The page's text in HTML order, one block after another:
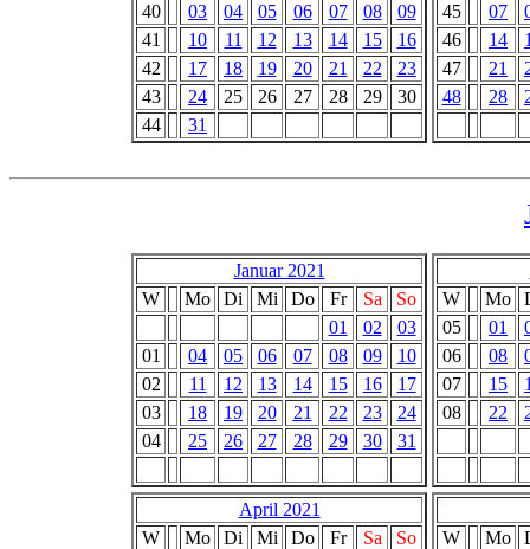
40
03 04 05 06 07 08
09
41
10 11 12 13 14 15
16
42
17 18 19 20 21 22
23
43
24 25 26 27 28 29
30
44
31
45
07
46
14
47
21
48
28
Januar 2021
W
Mo Di Mi Do Fr Sa
So
01
02
03
01
04 05 06 07 08 09
10
02
11 12 13 14 15 16
17
03
18 19 20 21 22 23
24
04
25 26 27 28 29 30 31
W
Mo
05
01
06
08
07
15
08
22
April 2021
W
Mo Di Mi Do Fr Sa
So
W Mo